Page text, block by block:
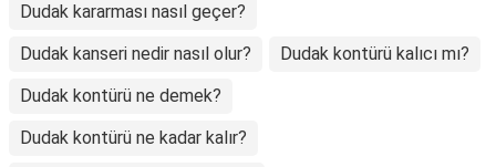
Dudak kararması nasıl geçer?
Dudak kanseri nedir nasıl olur?
Dudak kontürü kalıcı mı?
Dudak kontürü ne demek?
Dudak kontürü ne kadar kalır?